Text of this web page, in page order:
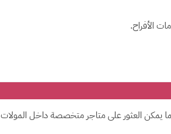
الأفراح.
يمكن العثور على متاجر متخصصة داخل المولات